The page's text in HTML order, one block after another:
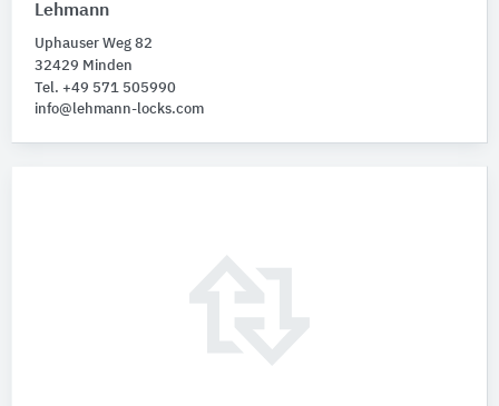
Lehmann
Uphauser Weg 82
32429 Minden
Tel. +49 571 505990
info@lehmann-locks.com